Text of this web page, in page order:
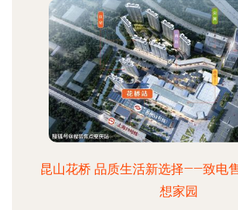
昆山花桥 品质生活新选择——致电
想家园